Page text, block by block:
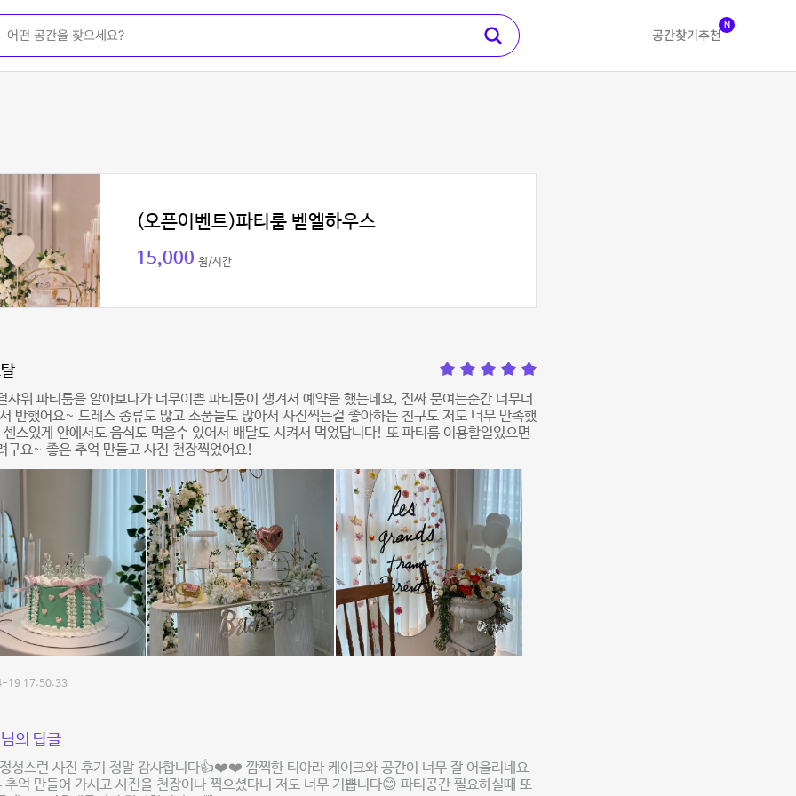
공간찾기 추천
N
(오픈이벤트)파티룸 벧엘하우스
15,000 원/시간
샤워 파티룸을 알아보다가 너무이쁜 파티룸이 생겨서 예약을 했는데요, 진짜 문여는순간 너무너
반했어요~ 드레스 종류도 많고 소품들도 많아서 사진찍는걸 좋아하는 친구도 저도 너무 만족했
스있게 안에서도 음식도 먹을수 있어서 배달도 시켜서 먹었답니다! 또 파티룸 이용할일있으면
구요~ 좋은 추억 만들고 사진 천장찍었어요!
19 17:50:33
의 답글
성스런 사진 후기 정말 감사합니다👍❤️❤️ 깜찍한 티아라 케이크와 공간이 너무 잘 어울리네요
억 만들어 가시고 사진을 천장이나 찍으셨다니 저도 너무 기쁩니다😊 파티공간 필요하실때 또